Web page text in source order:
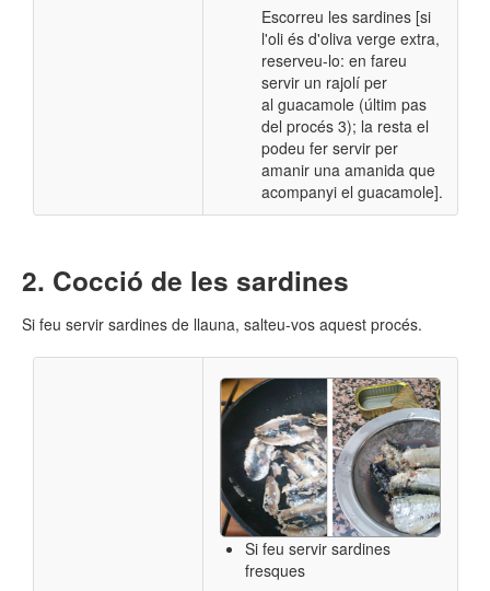
Escorreu les sardines [si
l'oli és d'oliva verge extra,
reserveu-lo: en fareu
servir un rajolí per
al guacamole (últim pas
del procés 3); la resta el
podeu fer servir per
amanir una amanida que
acompanyi el guacamole].
​ Cocció de les sardines
Si feu servir sardines de llauna, salteu-vos aquest procés.
Si feu servir sardines
fresques